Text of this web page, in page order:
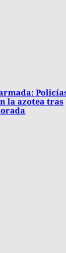
la azotea tras